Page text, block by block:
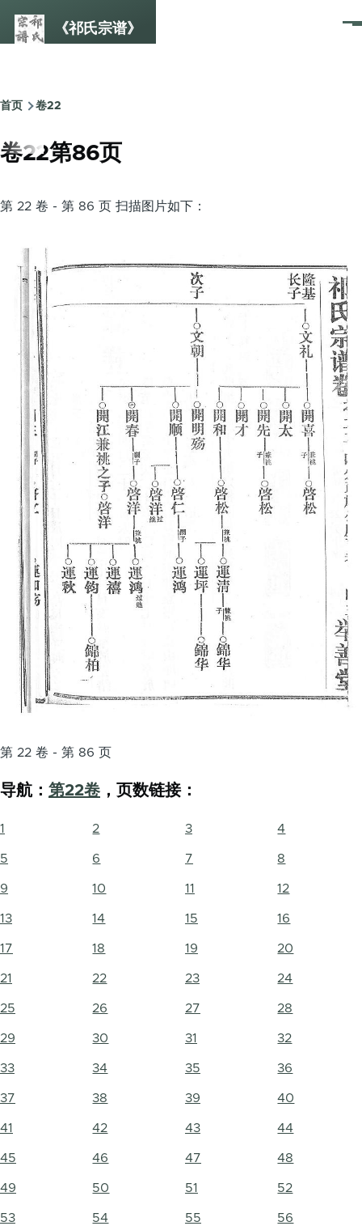
《祁氏宗谱》
菜
面
包
屑
首页 卷22
卷22第86页
第 22 卷 - 第 86 页 扫描图片如下：
第 22 卷 - 第 86 页
导航： 第22卷 ，页数链接：
1 2 3 4
5 6 7 8
9 10 11 12
13 14 15 16
17 18 19 20
21 22 23 24
25 26 27 28
29 30 31 32
33 34 35 36
37 38 39 40
41 42 43 44
45 46 47 48
49 50 51 52
53 54 55 56